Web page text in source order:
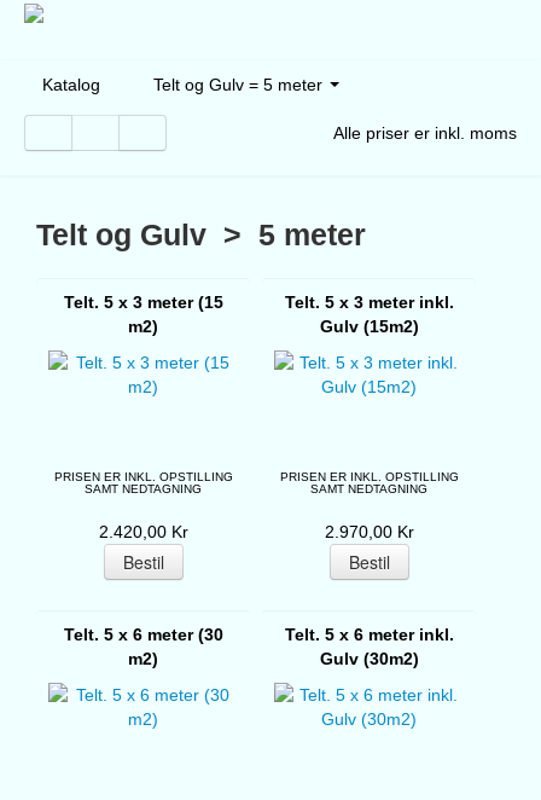
Katalog Telt og Gulv = 5 meter
Alle priser er inkl. moms
Telt og Gulv > 5 meter
Telt. 5 x 3 meter (15
m2)
PRISEN ER INKL. OPSTILLING
SAMT NEDTAGNING
2.420,00 Kr
Telt. 5 x 3 meter inkl.
Gulv (15m2)
PRISEN ER INKL. OPSTILLING
SAMT NEDTAGNING
2.970,00 Kr
Telt. 5 x 6 meter (30
m2)
Telt. 5 x 6 meter inkl.
Gulv (30m2)